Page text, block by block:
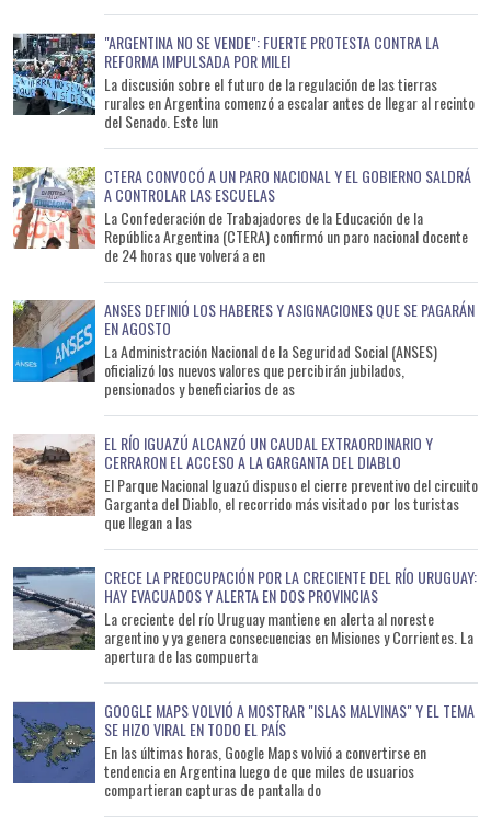
"ARGENTINA NO SE VENDE": FUERTE PROTESTA CONTRA LA
REFORMA IMPULSADA POR MILEI
La discusión sobre el futuro de la regulación de las tierras
rurales en Argentina comenzó a escalar antes de llegar al recinto
del Senado. Este lun
CTERA CONVOCÓ A UN PARO NACIONAL Y EL GOBIERNO SALDRÁ
A CONTROLAR LAS ESCUELAS
La Confederación de Trabajadores de la Educación de la
República Argentina (CTERA) confirmó un paro nacional docente
de 24 horas que volverá a en
ANSES DEFINIÓ LOS HABERES Y ASIGNACIONES QUE SE PAGARÁN
EN AGOSTO
La Administración Nacional de la Seguridad Social (ANSES)
oficializó los nuevos valores que percibirán jubilados,
pensionados y beneficiarios de as
EL RÍO IGUAZÚ ALCANZÓ UN CAUDAL EXTRAORDINARIO Y
CERRARON EL ACCESO A LA GARGANTA DEL DIABLO
El Parque Nacional Iguazú dispuso el cierre preventivo del circuito
Garganta del Diablo, el recorrido más visitado por los turistas
que llegan a las
CRECE LA PREOCUPACIÓN POR LA CRECIENTE DEL RÍO URUGUAY:
HAY EVACUADOS Y ALERTA EN DOS PROVINCIAS
La creciente del río Uruguay mantiene en alerta al noreste
argentino y ya genera consecuencias en Misiones y Corrientes. La
apertura de las compuerta
GOOGLE MAPS VOLVIÓ A MOSTRAR "ISLAS MALVINAS" Y EL TEMA
SE HIZO VIRAL EN TODO EL PAÍS
En las últimas horas, Google Maps volvió a convertirse en
tendencia en Argentina luego de que miles de usuarios
compartieran capturas de pantalla do